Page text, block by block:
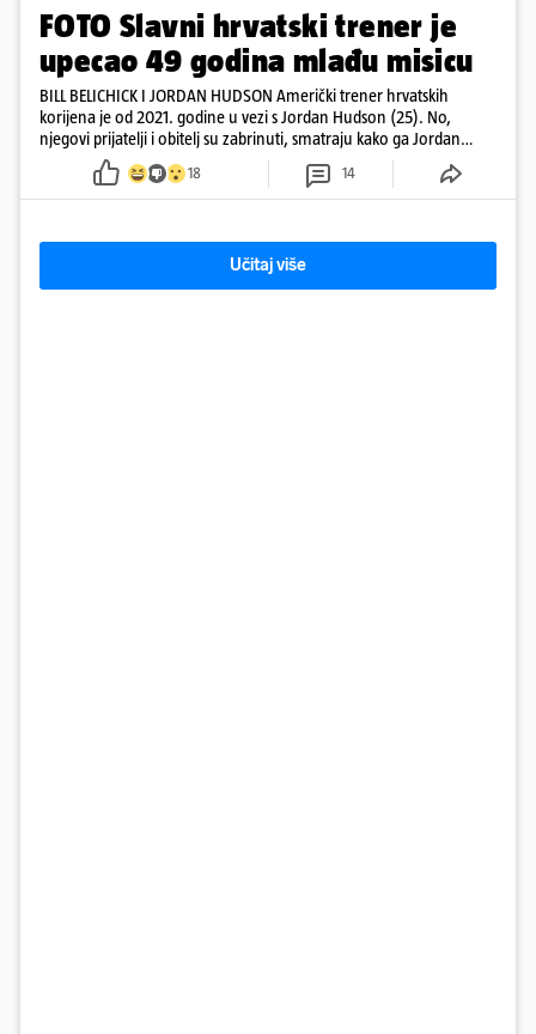
FOTO Slavni hrvatski trener je
upecao 49 godina mlađu misicu
BILL BELICHICK I JORDAN HUDSON Američki trener hrvatskih
korijena je od 2021. godine u vezi s Jordan Hudson (25). No,
njegovi prijatelji i obitelj su zabrinuti, smatraju kako ga Jordan
kontrolira
18 14
Učitaj više